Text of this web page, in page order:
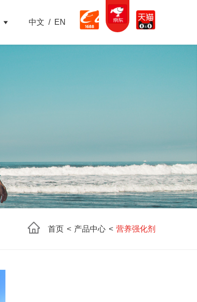
中文 / EN
首页 < 产品中心 < 营养强化剂